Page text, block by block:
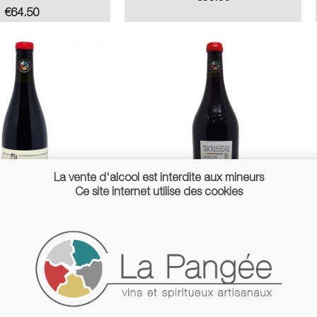
Price
€64.50
2024 - Ganevat
€27.90
Tissot
Price
€43.20
La vente d'alcool est interdite aux mineurs
Ce site internet utilise des cookies